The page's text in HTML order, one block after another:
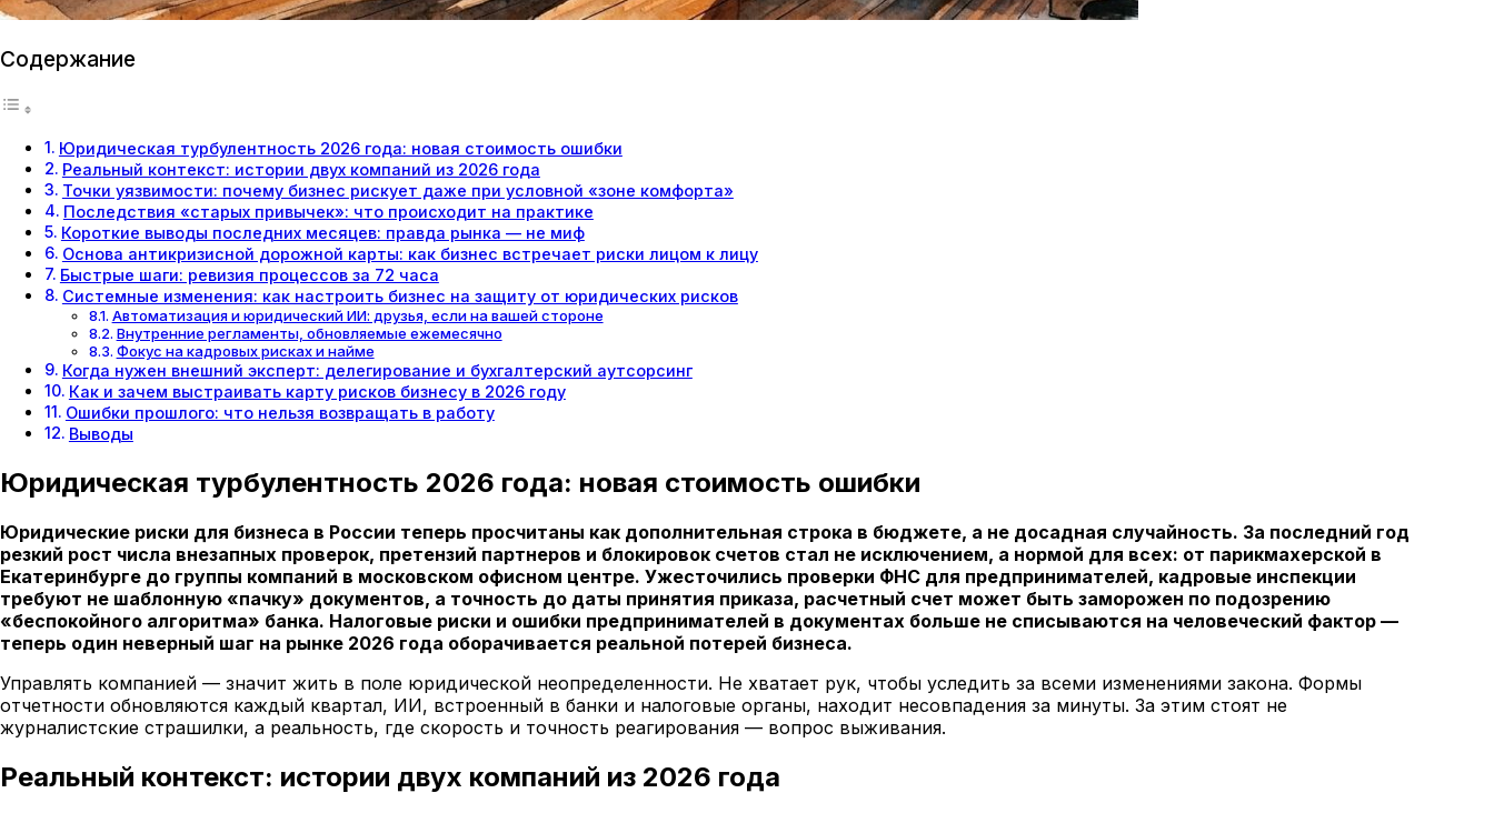
Содержание
Юридическая турбулентность 2026 года: новая стоимость ошибки
Реальный контекст: истории двух компаний из 2026 года
Точки уязвимости: почему бизнес рискует даже при условной «зоне комфорта»
Последствия «старых привычек»: что происходит на практике
Короткие выводы последних месяцев: правда рынка — не миф
Основа антикризисной дорожной карты: как бизнес встречает риски лицом к лицу
Быстрые шаги: ревизия процессов за 72 часа
Системные изменения: как настроить бизнес на защиту от юридических рисков
Автоматизация и юридический ИИ: друзья, если на вашей стороне
Внутренние регламенты, обновляемые ежемесячно
Фокус на кадровых рисках и найме
Когда нужен внешний эксперт: делегирование и бухгалтерский аутсорсинг
Как и зачем выстраивать карту рисков бизнесу в 2026 году
Ошибки прошлого: что нельзя возвращать в работу
Выводы
Юридическая турбулентность 2026 года: новая стоимость ошибки
Юридические риски для бизнеса в России теперь просчитаны как дополнительная строка в бюджете, а не досадная случайность. За последний год
резкий рост числа внезапных проверок, претензий партнеров и блокировок счетов стал не исключением, а нормой для всех: от парикмахерской в
Екатеринбурге до группы компаний в московском офисном центре. Ужесточились проверки ФНС для предпринимателей, кадровые инспекции
требуют не шаблонную «пачку» документов, а точность до даты принятия приказа, расчетный счет может быть заморожен по подозрению
«беспокойного алгоритма» банка. Налоговые риски и ошибки предпринимателей в документах больше не списываются на человеческий фактор —
теперь один неверный шаг на рынке 2026 года оборачивается реальной потерей бизнеса.
Управлять компанией — значит жить в поле юридической неопределенности. Не хватает рук, чтобы уследить за всеми изменениями закона. Формы
отчетности обновляются каждый квартал, ИИ, встроенный в банки и налоговые органы, находит несовпадения за минуты. За этим стоят не
журналистские страшилки, а реальность, где скорость и точность реагирования — вопрос выживания.
Реальный контекст: истории двух компаний из 2026 года